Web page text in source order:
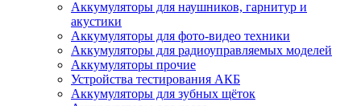
Аккумуляторы для наушников, гарнитур и
акустики
Аккумуляторы для фото-видео техники
Аккумуляторы для радиоуправляемых моделей
Аккумуляторы прочие
Устройства тестирования АКБ
Аккумуляторы для зубных щёток